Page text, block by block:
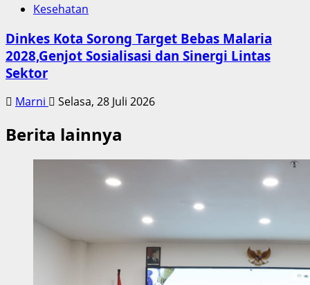
Kesehatan
Dinkes Kota Sorong Target Bebas Malaria
2028,Genjot Sosialisasi dan Sinergi Lintas
Sektor
Marni Selasa, 28 Juli 2026
Berita lainnya